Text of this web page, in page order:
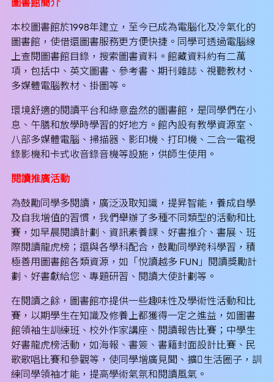
圖書館簡介
本校圖書館於1998年建立，至今已成為電腦化及冷氣化的
圖書館，使借還圖書服務更方便快捷。同學可透過電腦線
上查閱圖書館目錄，搜索圖書資料。館藏資料約有二萬
項，包括中、英文圖書、參考書、期刊雜誌、視聽教材、
多媒體電腦教材、掛圖等。
環境舒適的閱讀平台和綠意盎然的圖書館，是同學們在小
息、午膳和放學時學習的好地方。館內設有教學資源室、
八部多媒體電腦、掃描器、影印機、打印機、二合一電視
錄影機和卡式收音錄音機等設施，供師生使用。
閱讀推廣活動
為鼓勵同學多閱讀，廣泛汲取知識，提昇智能，養成自學
及自我增值的習慣，我們舉辦了多種不同類型的活動和比
賽，如早晨閱讀計劃、資訊素養課、好書推介、書展、班
際閱讀龍虎榜；還與各學科配合，鼓勵同學跨科學習，積
極善用圖書館各類資源，如「悅讀越多 FUN」閱讀獎勵計
劃、好書獻給您、專題研習、閱讀大使計劃等。
在閱讀之餘，圖書館亦提供一些趣味性及學術性活動和比
賽，以期學生在知識及修養上都獲得一定之進益，如圖書
館領袖生訓練班、校外作家講座、閱讀報告比賽；中學生
好書龍虎榜活動，如海報、書簽、書籍封面設計比賽、民
歌歌唱比賽和參觀等，使同學增廣見聞、擴生活圈子，訓
練同學領袖才能，提高學術氣氛和閱讀風氣。